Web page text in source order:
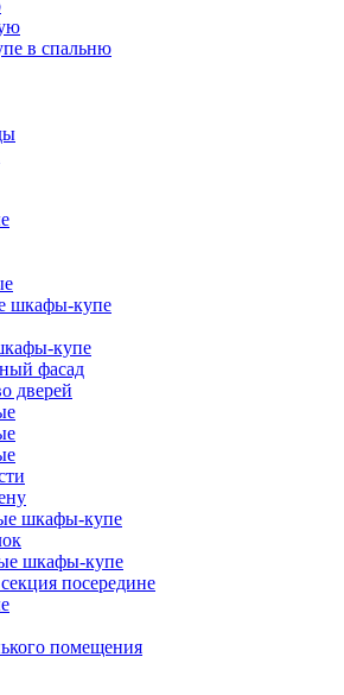
в спальню
шкафы-купе
купе
фасад
дверей
шкафы-купе
шкафы-купе
посередине
помещения